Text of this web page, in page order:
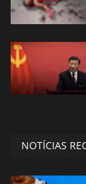
NOTÍCIAS